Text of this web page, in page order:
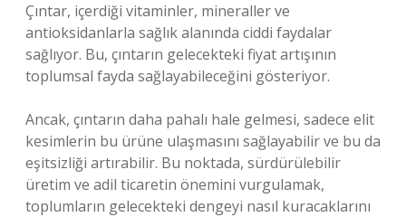
Çıntar, içerdiği vitaminler, mineraller ve
antioksidanlarla sağlık alanında ciddi faydalar
sağlıyor. Bu, çıntarın gelecekteki fiyat artışının
toplumsal fayda sağlayabileceğini gösteriyor.
Ancak, çıntarın daha pahalı hale gelmesi, sadece elit
kesimlerin bu ürüne ulaşmasını sağlayabilir ve bu da
eşitsizliği artırabilir. Bu noktada, sürdürülebilir
üretim ve adil ticaretin önemini vurgulamak,
toplumların gelecekteki dengeyi nasıl kuracaklarını